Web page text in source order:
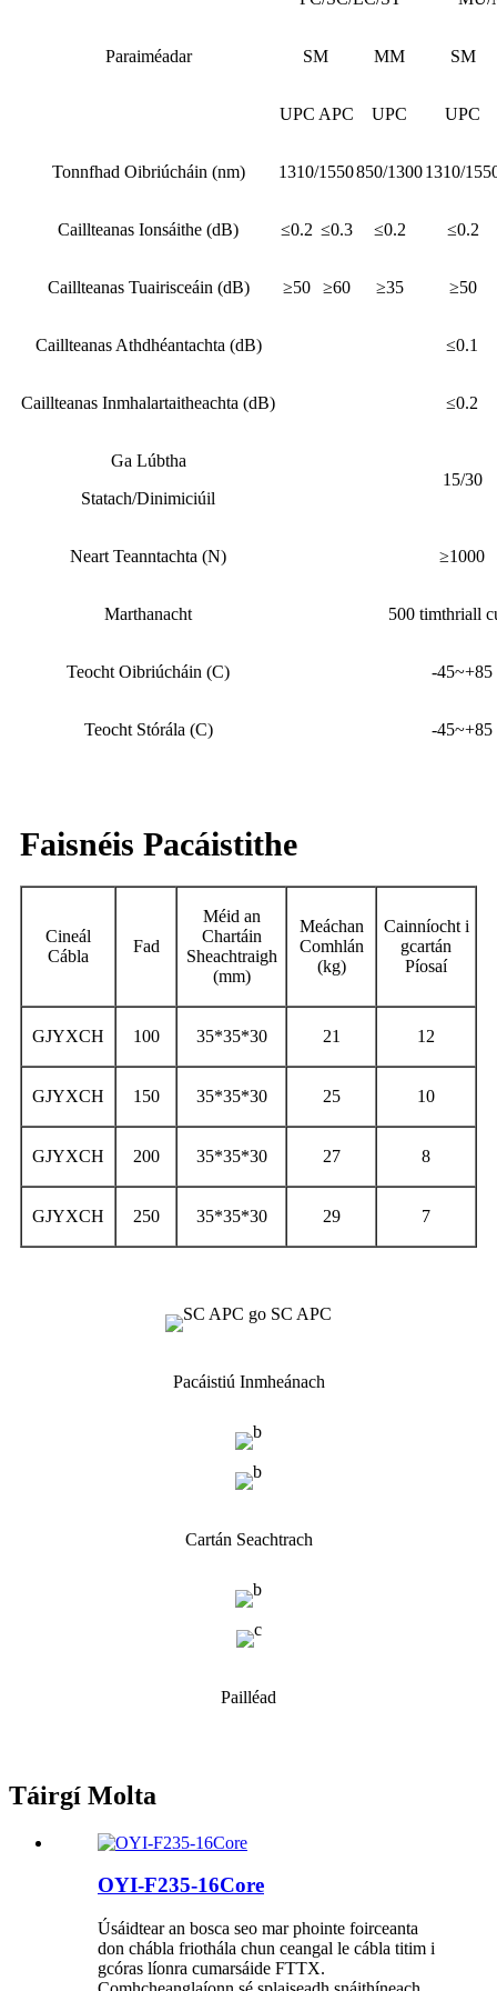
Paraiméadar SM MM SM
UPC APC UPC UPC
Tonnfhad Oibriúcháin (nm) 1310/1550850/13001310/
Caillteanas Ionsáithe (dB) ≤0.2 ≤0.3 ≤0.2 ≤0.2
Caillteanas Tuairisceáin (dB) ≥50 ≥60 ≥35 ≥50
Caillteanas Athdhéantachta (dB) ≤0.1
Caillteanas Inmhalartaitheachta (dB) ≤0.2
Ga Lúbtha
Statach/Dinimiciúil
15/30
Neart Teanntachta (N) ≥1000
Marthanacht 500 timthriall
Teocht Oibriúcháin (C) -45~+85
Teocht Stórála (C) -45~+85
Faisnéis Pacáistithe
Cineál
Cábla
Fad
Méid an
Chartáin
Sheachtraigh
(mm)
Meáchan
Comhlán
(kg)
Cainníocht i
gcartán
Píosaí
GJYXCH 100 35*35*30 21 12
GJYXCH 150 35*35*30 25 10
GJYXCH 200 35*35*30 27 8
GJYXCH 250 35*35*30 29 7
Pacáistiú Inmheánach
Cartán Seachtrach
Pailléad
Táirgí Molta
OYI-F235-16Core
Úsáidtear an bosca seo mar phointe foirceanta
don chábla friothála chun ceangal le cábla titim i
gcóras líonra cumarsáide FTTX.